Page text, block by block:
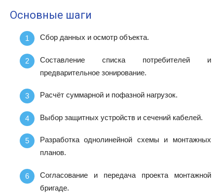
Основные шаги
Сбор данных и осмотр объекта.
Составление списка потребителей и
предварительное зонирование.
Расчёт суммарной и пофазной нагрузок.
Выбор защитных устройств и сечений кабелей.
Разработка однолинейной схемы и монтажных
планов.
Согласование и передача проекта монтажной
бригаде.